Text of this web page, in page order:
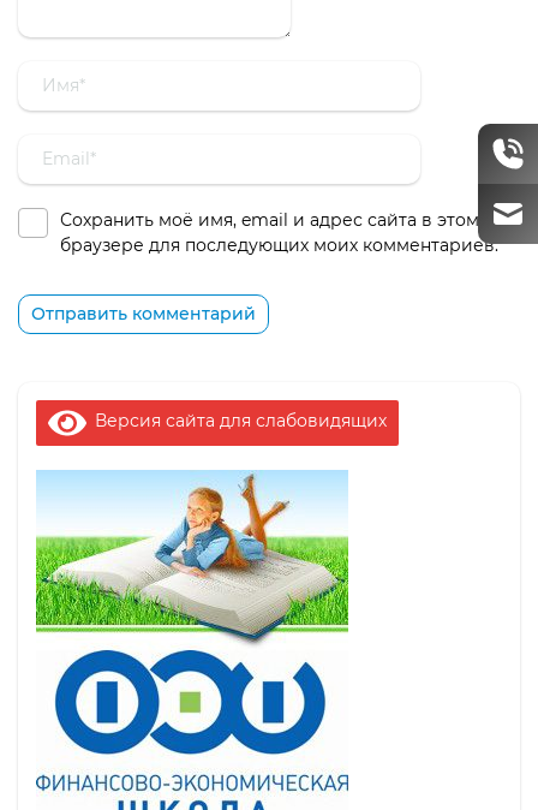
Сохранить моё имя, email и адрес сайта в этом
браузере для последующих моих комментариев.
Версия сайта для слабовидящих